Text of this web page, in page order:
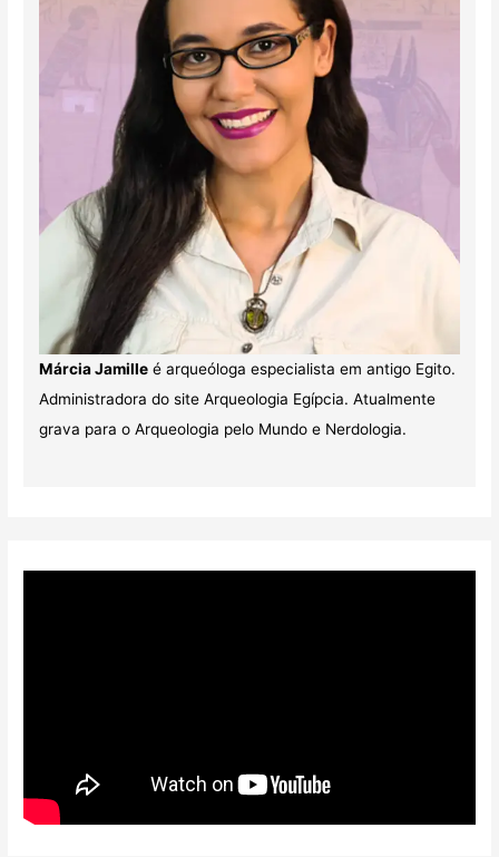
Márcia Jamilleé arqueóloga especialista em antigo Egito.
Administradora do site Arqueologia Egípcia. Atualmente
grava para o Arqueologia pelo Mundo e Nerdologia.